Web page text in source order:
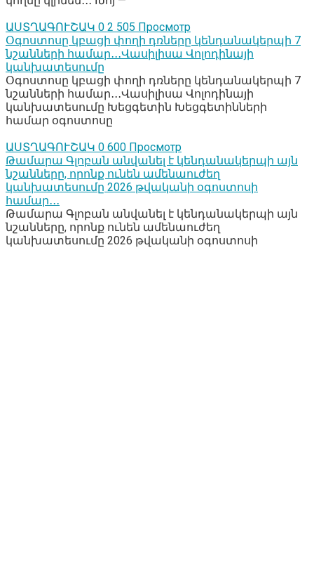
ԱՍՏՂԱԳՈՒՇԱԿ 0 2 505 Просмотр
Օգոստոսը կբացի փողի դռները կենդանակերպի 7
նշանների համար․․․Վասիլիսա Վոլոդինայի
կանխատեսումը
Օգոստոսը կբացի փողի դռները կենդանակերպի 7
նշանների համար․․․Վասիլիսա Վոլոդինայի
կանխատեսումը Խեցգետին Խեցգետինների
համար օգոստոսը
ԱՍՏՂԱԳՈՒՇԱԿ 0 600 Просмотр
Թամարա Գլոբան անվանել է կենդանակերպի այն
նշանները, որոնք ունեն ամենաուժեղ
կանխատեսումը 2026 թվականի օգոստոսի
համար․․․
Թամարա Գլոբան անվանել է կենդանակերպի այն
նշանները, որոնք ունեն ամենաուժեղ
կանխատեսումը 2026 թվականի օգոստոսի